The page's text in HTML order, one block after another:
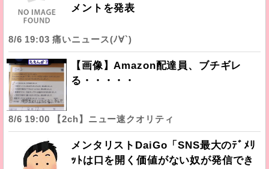
メントを発表
8/6 19:03 痛いニュース(ﾉ∀`)
【画像】Amazon配達員、ブチギレ
る・・・・・
8/6 19:00 【2ch】ニュー速クオリティ
メンタリストDaiGo「SNS最大のﾃﾞﾒﾘ
ｯﾄは口を開く価値がない奴が発信でき